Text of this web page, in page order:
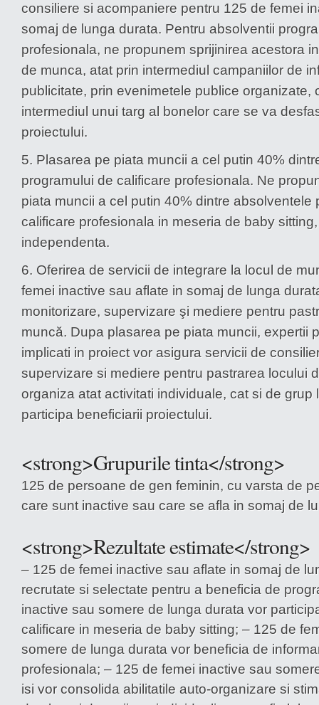
consiliere si acompaniere pentru 125 de femei
somaj de lunga durata. Pentru absolventii
profesionala, ne propunem sprijinirea acestora
de munca, atat prin intermediul campaniilor de
publicitate, prin evenimetele publice organizate,
intermediul unui targ al bonelor care se va
proiectului.
5. Plasarea pe piata muncii a cel putin 40%
programului de calificare profesionala. Ne
piata muncii a cel putin 40% dintre absolventele
calificare profesionala in meseria de baby
independenta.
6. Oferirea de servicii de integrare la locul de
femei inactive sau aflate in somaj de lunga
monitorizare, supervizare şi mediere pentru
muncă. Dupa plasarea pe piata muncii, expertii
implicati in proiect vor asigura servicii de
supervizare si mediere pentru pastrarea locului
organiza atat activitati individuale, cat si de grup
participa beneficiarii proiectului.
<strong>Grupurile tinta</strong>
125 de persoane de gen feminin, cu varsta de
care sunt inactive sau care se afla in somaj de
<strong>Rezultate estimate</strong>
– 125 de femei inactive sau aflate in somaj de
recrutate si selectate pentru a beneficia de
inactive sau somere de lunga durata vor
calificare in meseria de baby sitting; – 125 de
somere de lunga durata vor beneficia de
profesionala; – 125 de femei inactive sau
isi vor consolida abilitatile auto-organizare si